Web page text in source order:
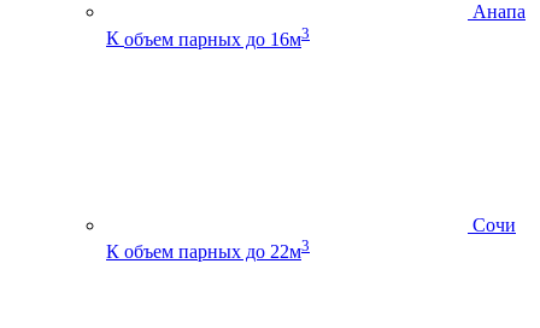
Анапа
К объем парных до 16м3
Сочи
К объем парных до 22м3